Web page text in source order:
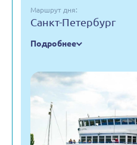
Маршрут дня:
Санкт-Петербург
Подробнее